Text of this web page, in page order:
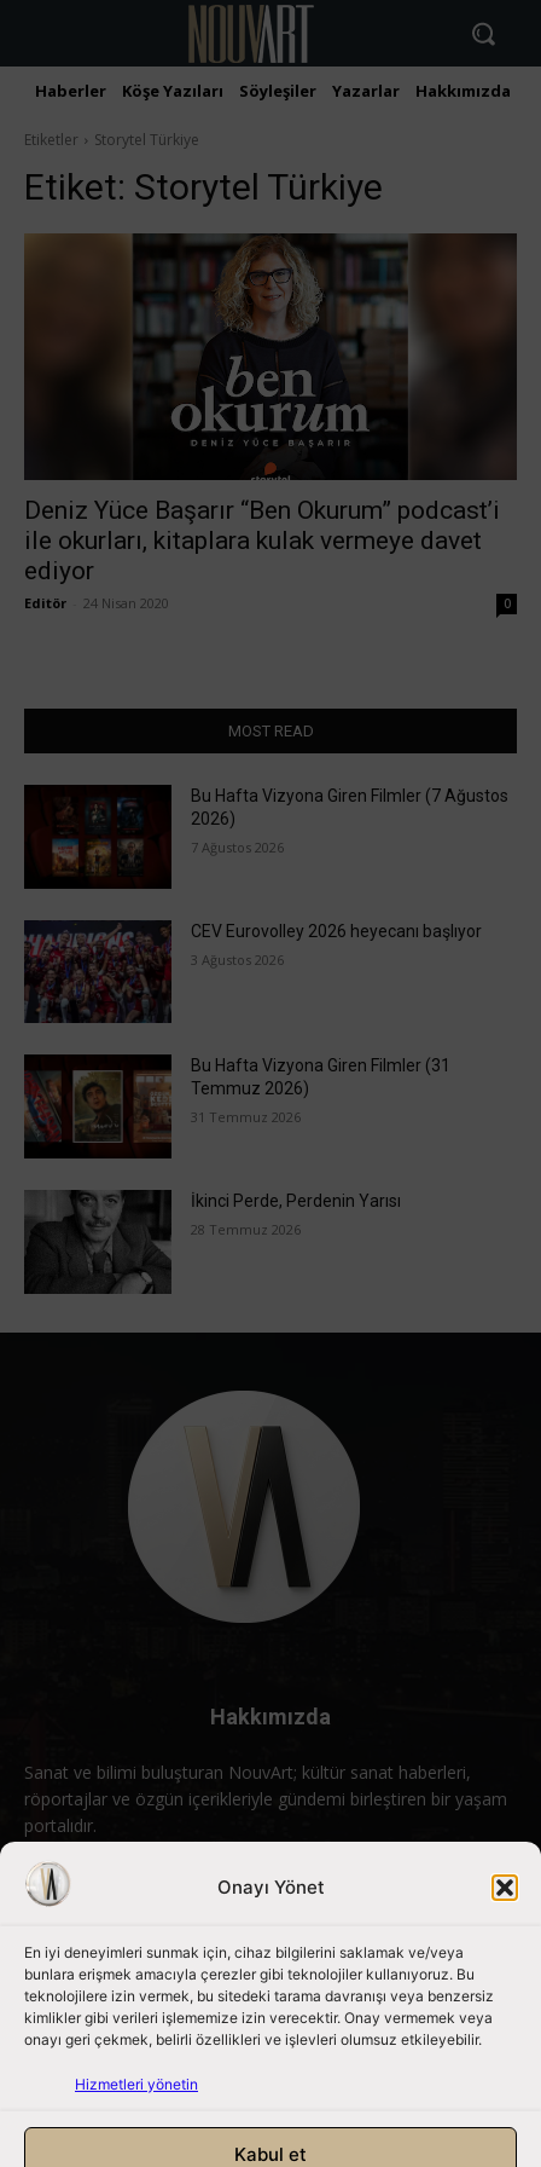
Onayı Yönet
En iyi deneyimleri sunmak için, cihaz bilgilerini saklamak ve/veya
bunlara erişmek amacıyla çerezler gibi teknolojiler kullanıyoruz. Bu
teknolojilere izin vermek, bu sitedeki tarama davranışı veya benzersiz
kimlikler gibi verileri işlememize izin verecektir. Onay vermemek veya
onayı geri çekmek, belirli özellikleri ve işlevleri olumsuz etkileyebilir.
Hizmetleri yönetin
Kabul et
Haberler Köşe Yazıları Söyleşiler Yazarlar Hakkımızda
Etiketler Storytel Türkiye
Etiket: Storytel Türkiye
Deniz Yüce Başarır “Ben Okurum” podcast’i
ile okurları, kitaplara kulak vermeye davet
ediyor
Editör 24 Nisan 2020 0
MOST READ
Bu Hafta Vizyona Giren Filmler (7 Ağustos
2026)
7 Ağustos 2026
CEV Eurovolley 2026 heyecanı başlıyor
3 Ağustos 2026
Bu Hafta Vizyona Giren Filmler (31
Temmuz 2026)
31 Temmuz 2026
İkinci Perde, Perdenin Yarısı
28 Temmuz 2026
Hakkımızda
Sanat ve bilimi buluşturan NouvArt; kültür sanat haberleri,
röportajlar ve özgün içerikleriyle gündemi birleştiren bir yaşam
portalıdır.
Bizimle iletişime geçin: info@nouvart.net
Bizi Takip Edin